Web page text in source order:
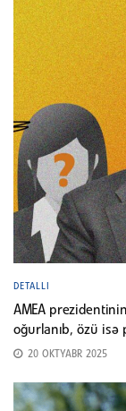
DETALLI
AMEA
oğurlanıb, özü isə
20 OKTYABR 2025